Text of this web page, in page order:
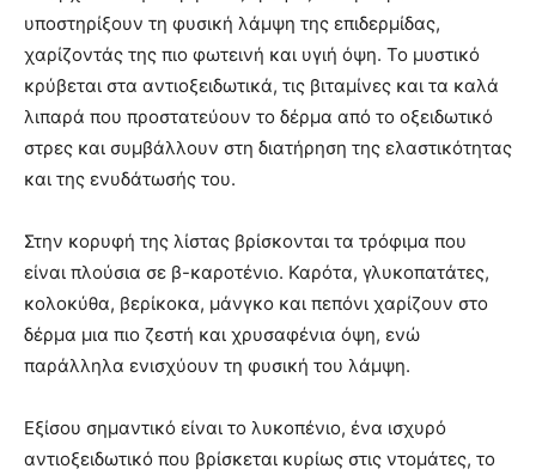
υποστηρίξουν τη φυσική λάμψη της επιδερμίδας,
χαρίζοντάς της πιο φωτεινή και υγιή όψη. Το μυστικό
κρύβεται στα αντιοξειδωτικά, τις βιταμίνες και τα καλά
λιπαρά που προστατεύουν το δέρμα από το οξειδωτικό
στρες και συμβάλλουν στη διατήρηση της ελαστικότητας
και της ενυδάτωσής του.
Στην κορυφή της λίστας βρίσκονται τα τρόφιμα που
είναι πλούσια σε β-καροτένιο. Καρότα, γλυκοπατάτες,
κολοκύθα, βερίκοκα, μάνγκο και πεπόνι χαρίζουν στο
δέρμα μια πιο ζεστή και χρυσαφένια όψη, ενώ
παράλληλα ενισχύουν τη φυσική του λάμψη.
Εξίσου σημαντικό είναι το λυκοπένιο, ένα ισχυρό
αντιοξειδωτικό που βρίσκεται κυρίως στις ντομάτες, το